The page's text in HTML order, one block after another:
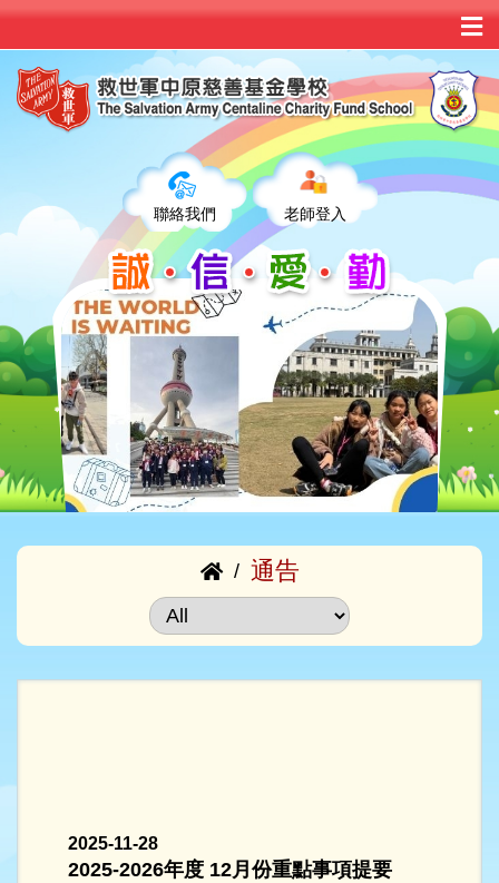
聯絡我們 老師登入
/ 通告
2025-11-28
2025-2026年度 12月份重點事項提要